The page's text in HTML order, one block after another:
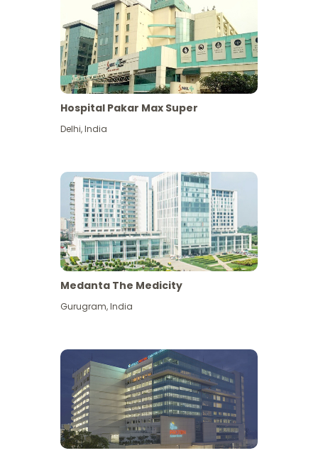
Hospital Pakar Max Super
Delhi,India
Medanta The Medicity
Gurugram,India